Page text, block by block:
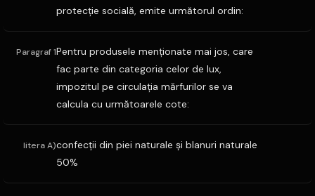
protecţie socială, emite următorul ordin:
Paragraf 1Pentru produsele menţionate mai jos, care
fac parte din categoria celor de lux,
impozitul pe circulaţia mărfurilor se va
calcula cu următoarele cote:
litera A)confecţii din piei naturale şi blanuri naturale
50%